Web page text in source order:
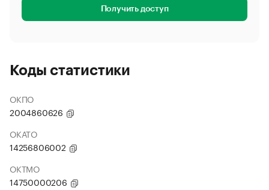
Получить доступ
Коды статистики
ОКПО
2004860626
ОКАТО
14256806002
ОКТМО
14750000206